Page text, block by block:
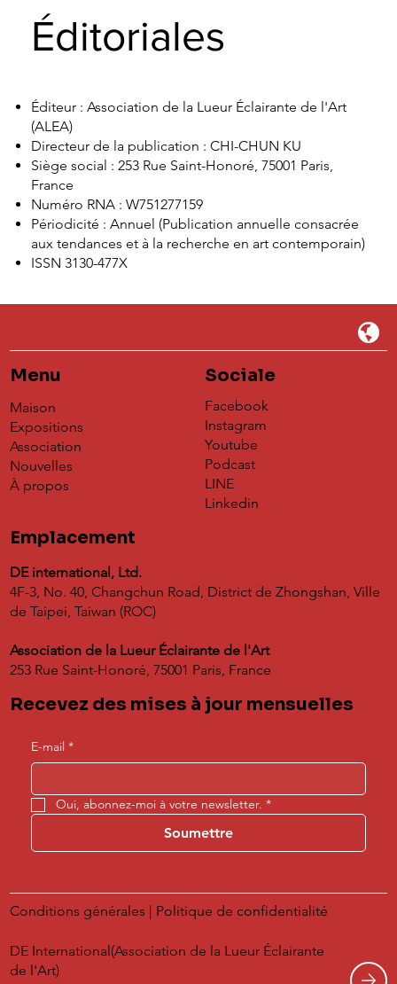
Éditoriales
Éditeur : Association de la Lueur Éclairante de l'Art
(ALEA)
Directeur de la publication : CHI-CHUN KU
Siège social : 253 Rue Saint-Honoré, 75001 Paris,
France
Numéro RNA : W751277159
Périodicité : Annuel (Publication annuelle consacrée
aux tendances et à la recherche en art contemporain)
ISSN 3130-477X
Menu
Maison
Expositions
Association
Nouvelles
À propos
Sociale
Facebook
Instagram
Youtube
Podcast
LINE
Linkedin
Emplacement
DE international, Ltd.
4F-3, No. 40, Changchun Road, District de Zhongshan, Ville
de Taipei, Taiwan (ROC)
Association de la Lueur Éclairante de l'Art
253 Rue Saint-Honoré, 75001 Paris, France
Recevez des mises à jour mensuelles
E-mail *
Oui, abonnez-moi à votre newsletter. *
Soumettre
Conditions générales Politique de confidentialité
DE International(Association de la Lueur Éclairante
de l'Art)